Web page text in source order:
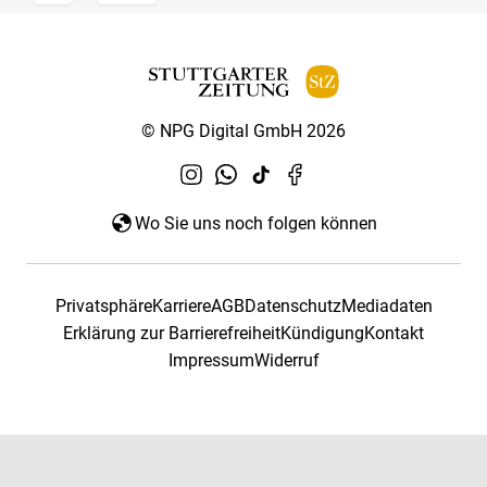
© NPG Digital GmbH 2026
Wo Sie uns noch folgen können
PrivatsphäreKarriereAGBDatenschutzMediadaten
Erklärung zur BarrierefreiheitKündigungKontakt
ImpressumWiderruf